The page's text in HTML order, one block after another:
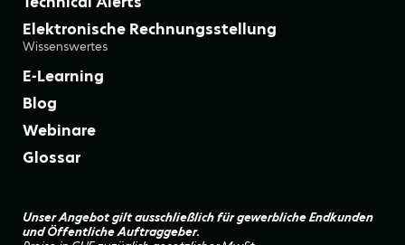
Elektronische Rechnungsstellung
Wissenswertes
E-Learning
Blog
Webinare
Glossar
Unser Angebot gilt ausschließlich für gewerbliche Endkunden
und Öffentliche Auftraggeber.